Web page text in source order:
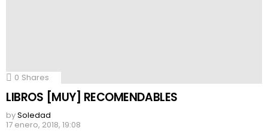
0 Shares
LIBROS [MUY] RECOMENDABLES
bySoledad
17 enero, 2018, 19:08